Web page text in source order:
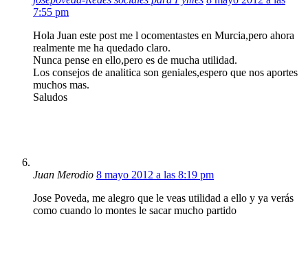
7:55 pm
Hola Juan este post me l ocomentastes en Murcia,pero ahora
realmente me ha quedado claro.
Nunca pense en ello,pero es de mucha utilidad.
Los consejos de analitica son geniales,espero que nos aportes
muchos mas.
Saludos
Juan Merodio 8 mayo 2012 a las 8:19 pm
Jose Poveda, me alegro que le veas utilidad a ello y ya verás
como cuando lo montes le sacar mucho partido